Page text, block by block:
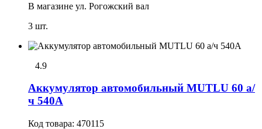
В магазине ул. Рогожский вал
3 шт.
4.9
Аккумулятор автомобильный MUTLU 60 а/
ч 540А
Код товара: 470115